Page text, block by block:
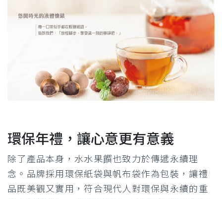
環保年禮，讓心意更有意義
除了產品本身，水水果饌也致力於傳遞永續理
念。品牌採用環保紙袋與帆布袋作為包裝，讓禮
品既美觀又實用，符合現代人對環保與永續的重